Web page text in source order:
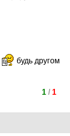
будь другом
1/ 1